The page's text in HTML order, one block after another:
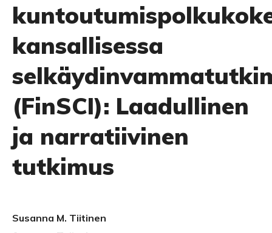
kansallisessa
(FinSCI): Laadullinen
ja narratiivinen
tutkimus
Susanna M. Tiitinen